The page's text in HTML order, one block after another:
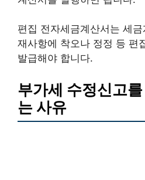
편집 전자세금계산서는 세
재사항에 착오나 정정 등 편
발급해야 합니다.
부가세 수정신고
는 사유